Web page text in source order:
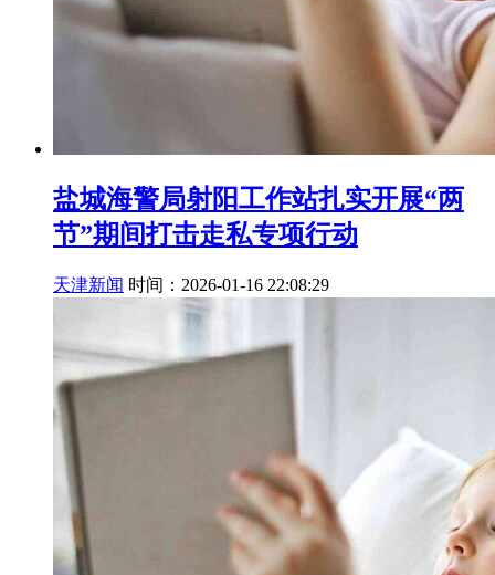
盐城海警局射阳工作站扎实开展“两
节”期间打击走私专项行动
天津新闻 时间：2026-01-16 22:08:29